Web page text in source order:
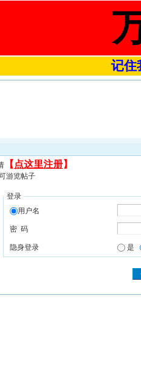
记住
【 点这里注册】
游览帖子
登录
用户名
密 码
隐身登录 是